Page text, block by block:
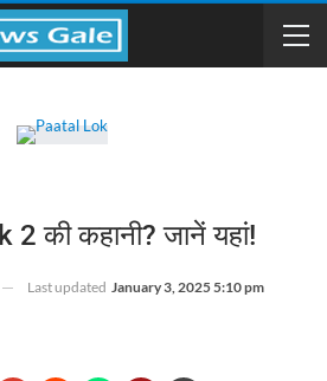
की कहानी? जानें यहां!
Last updated January 3, 2025 5:10 pm